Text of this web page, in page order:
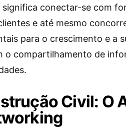
conectar-se com
e até mesmo
para o crescimento e a
o compartilhamento de
Civil: O